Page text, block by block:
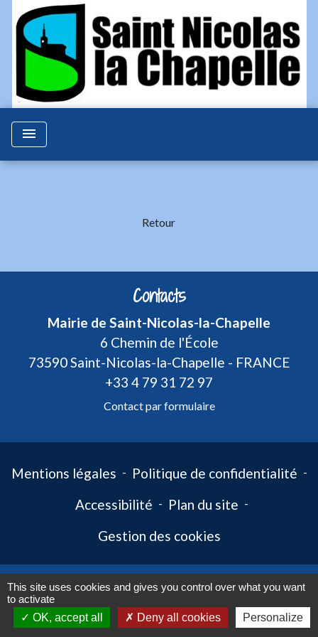
menu
Retour
Contacts
Mairie de Saint-Nicolas-la-Chapelle
6 Chemin de l'École
73590 Saint-Nicolas-la-Chapelle - FRANCE
+33 4 79 31 72 97
Contact par formulaire
Mentions légales - Politique de confidentialité -
Accessibilité - Plan du site -
Gestion des cookies
Site créé en partenariat avec Réseau des Communes
This site uses cookies and gives you control over what you want
to activate
OK, accept all
Deny all cookies Personalize